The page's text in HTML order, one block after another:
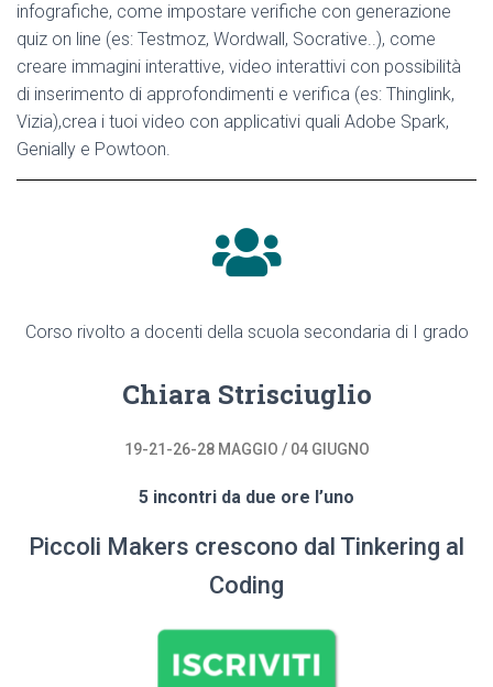
infografiche, come impostare verifiche con generazione
quiz on line (es: Testmoz, Wordwall, Socrative..), come
creare immagini interattive, video interattivi con possibilità
di inserimento di approfondimenti e verifica (es: Thinglink,
Vizia),crea i tuoi video con applicativi quali Adobe Spark,
Genially e Powtoon.
Corso rivolto a docenti della scuola secondaria di I grado
Chiara Strisciuglio
19-21-26-28 MAGGIO / 04 GIUGNO
5 incontri da due ore l’uno
Piccoli Makers crescono dal Tinkering al
Coding